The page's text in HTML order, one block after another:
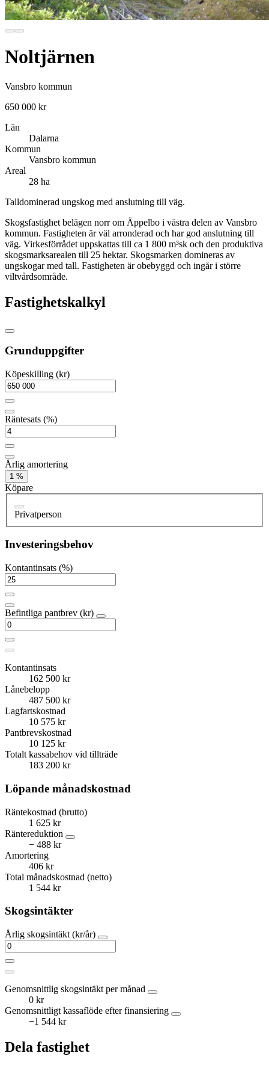
Noltjärnen
Vansbro kommun
650 000 kr
Län
Dalarna
Kommun
Vansbro kommun
Areal
28 ha
Talldominerad ungskog med anslutning till väg.
Skogsfastighet belägen norr om Äppelbo i västra delen av Vansbro
kommun. Fastigheten är väl arronderad och har god anslutning till
väg. Virkesförrådet uppskattas till ca 1 800 m³sk och den produktiva
skogsmarksarealen till 25 hektar. Skogsmarken domineras av
ungskogar med tall. Fastigheten är obebyggd och ingår i större
viltvårdsområde.
Fastighetskalkyl
Grunduppgifter
Köpeskilling (kr)
Räntesats (%)
Årlig amortering
1 %
Köpare
Privatperson
Investeringsbehov
Kontantinsats (%)
Befintliga pantbrev (kr)
Kontantinsats
162 500 kr
Lånebelopp
487 500 kr
Lagfartskostnad
10 575 kr
Pantbrevskostnad
10 125 kr
Totalt kassabehov vid tillträde
183 200 kr
Löpande månadskostnad
Räntekostnad (brutto)
1 625 kr
Räntereduktion
− 488 kr
Amortering
406 kr
Total månadskostnad (netto)
1 544 kr
Skogsintäkter
Årlig skogsintäkt (kr/år)
Genomsnittlig skogsintäkt per månad
0 kr
Genomsnittligt kassaflöde efter finansiering
−1 544 kr
Dela fastighet